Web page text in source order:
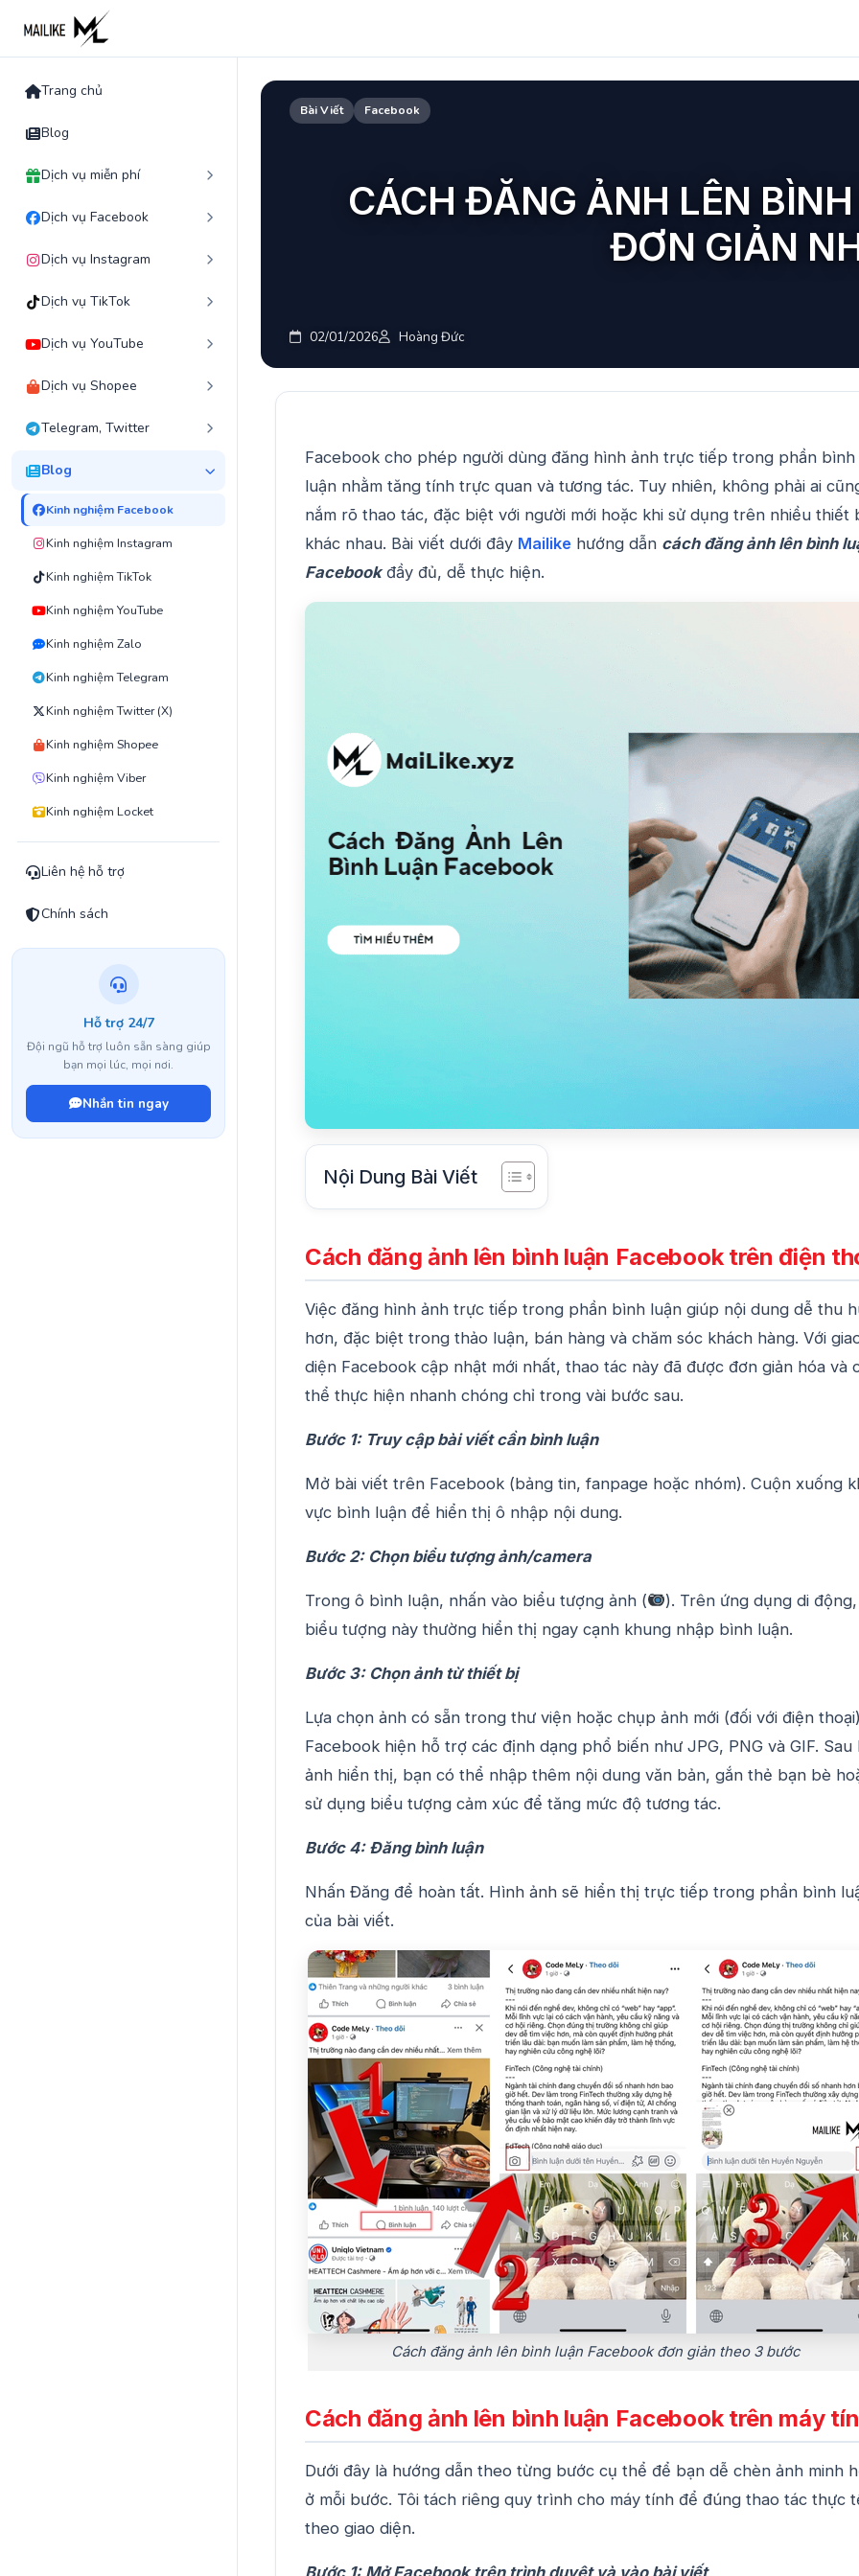
content
Trang chủ
Blog
Dịch vụ miễn phí
Dịch vụ Facebook
Dịch vụ Instagram
Dịch vụ TikTok
Dịch vụ YouTube
Dịch vụ Shopee
Telegram, Twitter
Blog
Kinh nghiệm Facebook
Kinh nghiệm Instagram
Kinh nghiệm TikTok
Kinh nghiệm YouTube
Kinh nghiệm Zalo
Kinh nghiệm Telegram
Kinh nghiệm Twitter (X)
Kinh nghiệm Shopee
Kinh nghiệm Viber
Kinh nghiệm Locket
Liên hệ hỗ trợ
Chính sách
Hỗ trợ 24/7
Đội ngũ hỗ trợ luôn sẵn sàng giúp
bạn mọi lúc, mọi nơi.
Nhắn tin ngay
Bài Viết Facebook
CÁCH ĐĂNG ẢNH LÊN
ĐƠN GIẢN
02/01/2026 Hoàng Đức
Facebook cho phép người dùng đăng hình ảnh trực tiếp trong phần bình
luận nhằm tăng tính trực quan và tương tác. Tuy nhiên, không phải ai
nắm rõ thao tác, đặc biệt với người mới hoặc khi sử dụng trên nhiều thiết
khác nhau. Bài viết dưới đây Mailike hướng dẫn cách đăng ảnh lên bình
Facebook đầy đủ, dễ thực hiện.
Nội Dung Bài Viết
Cách đăng ảnh lên bình luận Facebook trên điện
Việc đăng hình ảnh trực tiếp trong phần bình luận giúp nội dung dễ thu
hơn, đặc biệt trong thảo luận, bán hàng và chăm sóc khách hàng. Với
diện Facebook cập nhật mới nhất, thao tác này đã được đơn giản hóa và
thể thực hiện nhanh chóng chỉ trong vài bước sau.
Bước 1: Truy cập bài viết cần bình luận
Mở bài viết trên Facebook (bảng tin, fanpage hoặc nhóm). Cuộn xuống
vực bình luận để hiển thị ô nhập nội dung.
Bước 2: Chọn biểu tượng ảnh/camera
Trong ô bình luận, nhấn vào biểu tượng ảnh (
). Trên ứng dụng di động,
biểu tượng này thường hiển thị ngay cạnh khung nhập bình luận.
Bước 3: Chọn ảnh từ thiết bị
Lựa chọn ảnh có sẵn trong thư viện hoặc chụp ảnh mới (đối với điện
Facebook hiện hỗ trợ các định dạng phổ biến như JPG, PNG và GIF. Sau
ảnh hiển thị, bạn có thể nhập thêm nội dung văn bản, gắn thẻ bạn bè
sử dụng biểu tượng cảm xúc để tăng mức độ tương tác.
Bước 4: Đăng bình luận
Nhấn Đăng để hoàn tất. Hình ảnh sẽ hiển thị trực tiếp trong phần bình
của bài viết.
Cách đăng ảnh lên bình luận Facebook đơn giản theo 3 bước
Cách đăng ảnh lên bình luận Facebook trên máy
Dưới đây là hướng dẫn theo từng bước cụ thể để bạn dễ chèn ảnh minh
ở mỗi bước. Tôi tách riêng quy trình cho máy tính để đúng thao tác thực
theo giao diện.
Bước 1: Mở Facebook trên trình duyệt và vào bài viết